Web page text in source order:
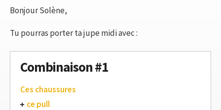
Bonjour Solène,
Tu pourras porter ta jupe midi avec :
Combinaison #1
Ces chaussures
ce pull